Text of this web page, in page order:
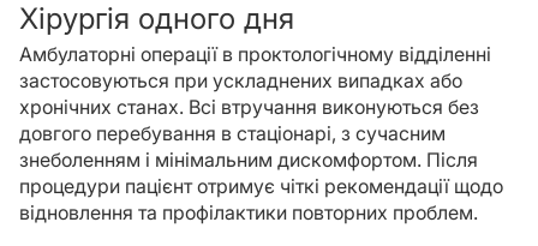
Хірургія одного дня
Амбулаторні операції в проктологічному відділенні
застосовуються при ускладнених випадках або
хронічних станах. Всі втручання виконуються без
довгого перебування в стаціонарі, з сучасним
знеболенням і мінімальним дискомфортом. Після
процедури пацієнт отримує чіткі рекомендації щодо
відновлення та профілактики повторних проблем.